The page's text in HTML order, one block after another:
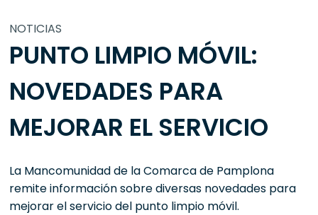
NOTICIAS
PUNTO LIMPIO MÓVIL:
NOVEDADES PARA
MEJORAR EL SERVICIO
La Mancomunidad de la Comarca de Pamplona
remite información sobre diversas novedades para
mejorar el servicio del punto limpio móvil.